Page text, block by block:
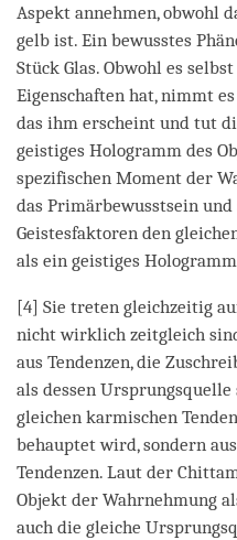
Aspekt annehmen, obwohl
gelb ist. Ein bewusstes
Stück Glas. Obwohl es
Eigenschaften hat, nimmt
das ihm erscheint und tut
geistiges Hologramm des
spezifischen Moment der
das Primärbewusstsein
Geistesfaktoren den
als ein geistiges
[4] Sie treten gleichzeitig
nicht wirklich zeitgleich
aus Tendenzen, die
als dessen
gleichen karmischen
behauptet wird, sondern
Tendenzen. Laut der
Objekt der Wahrnehmung
auch die gleiche